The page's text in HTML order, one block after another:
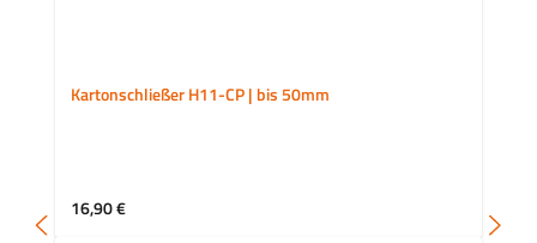
Kartonschließer H11-CP | bis 50mm
Regulärer Preis:
16,90 €